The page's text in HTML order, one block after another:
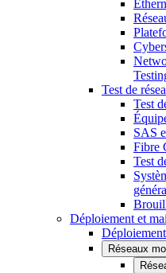
Test de
Test
SAS
Fibre
Test
Déploiement et
Réseaux